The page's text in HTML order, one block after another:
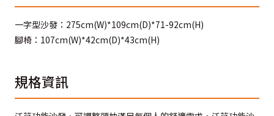
一字型沙發：275cm(W)*109cm(D)*71-92cm(H)
腳椅：107cm(W)*42cm(D)*43cm(H)
規格資訊